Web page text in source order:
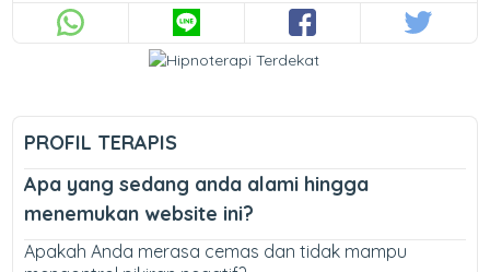
PROFIL TERAPIS
Apa yang sedang anda alami hingga
menemukan website ini?
Apakah Anda merasa cemas dan tidak mampu